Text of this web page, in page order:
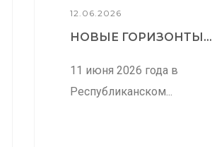
12.06.2026
НОВЫЕ ГОРИЗОНТЫ...
11 июня 2026 года в
Республиканском...